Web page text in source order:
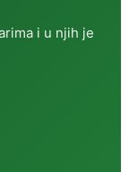
i u njih je